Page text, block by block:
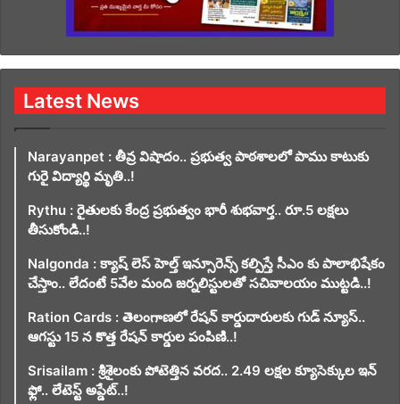
Latest News
Narayanpet : తీవ్ర విషాదం.. ప్రభుత్వ పాఠశాలలో పాము కాటుకు
గురై విద్యార్థి మృతి..!
Rythu : రైతులకు కేంద్ర ప్రభుత్వం భారీ శుభవార్త.. రూ.5 లక్షలు
తీసుకోండి..!
Nalgonda : క్యాష్ లెస్ హెల్త్ ఇన్సూరెన్స్ కల్పిస్తే సీఎం కు పాలాభిషేకం
చేస్తాం.. లేదంటే 5వేల మంది జర్నలిస్టులతో సచివాలయం ముట్టడి..!
Ration Cards : తెలంగాణలో రేషన్ కార్డుదారులకు గుడ్ న్యూస్..
ఆగస్టు 15 న కొత్త రేషన్ కార్డుల పంపిణి..!
Srisailam : శ్రీశైలంకు పోటెత్తిన వరద.. 2.49 లక్షల క్యూసెక్కుల ఇన్
ఫ్లో.. లేటెస్ట్ అప్డేట్..!